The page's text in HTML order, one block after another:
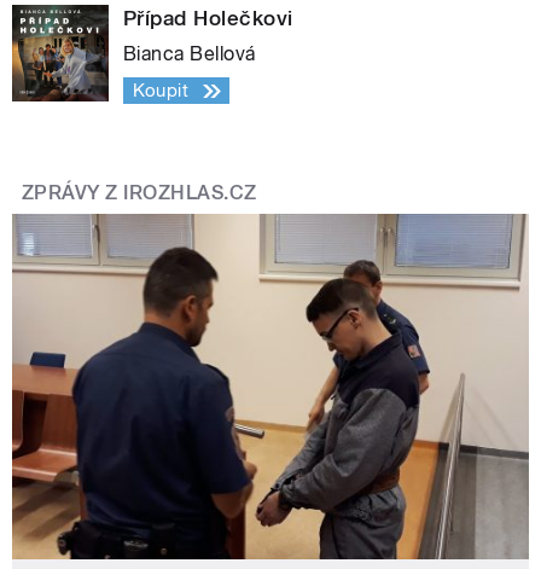
Případ Holečkovi
Bianca Bellová
Koupit
ZPRÁVY Z IROZHLAS.CZ